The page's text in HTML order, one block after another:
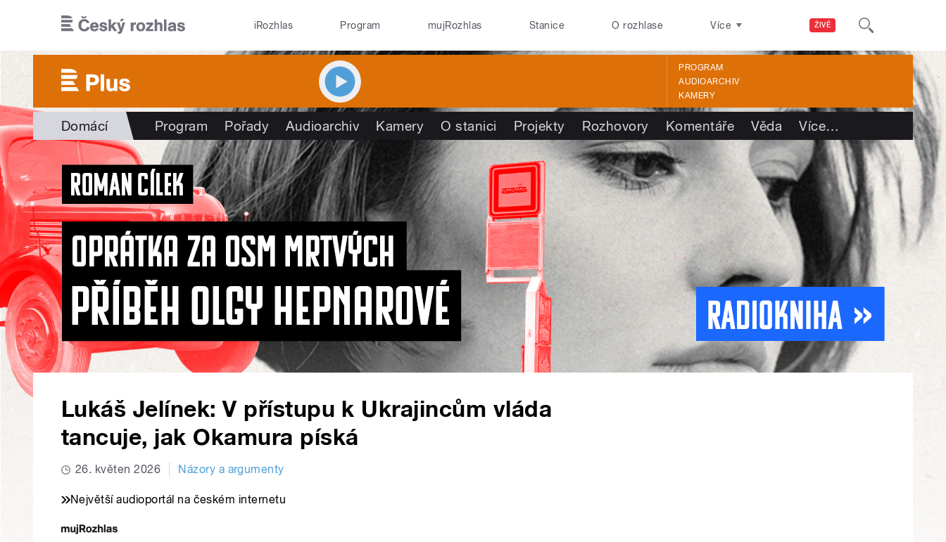
ŽIVĚ
iRozhlas Program mujRozhlas Stanice O rozhlase Více
PROGRAM
AUDIOARCHIV
KAMERY
Domácí Program Pořady Audioarchiv Kamery O stanici Projekty Rozhovory Komentáře Věda Více…
Lukáš Jelínek: V přístupu k Ukrajincům vláda
tancuje, jak Okamura píská
26. květen 2026 Názory a argumenty
Největší audioportál na českém internetu